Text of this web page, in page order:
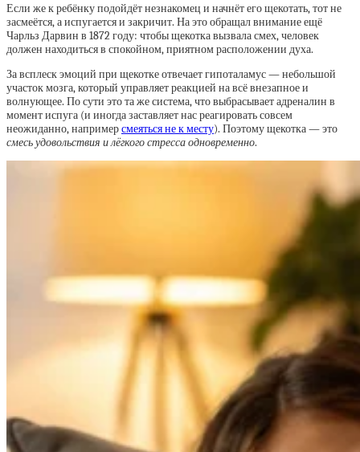
Если же к ребёнку подойдёт незнакомец и начнёт его щекотать, тот не
засмеётся, а испугается и закричит. На это обращал внимание ещё
Чарльз Дарвин в 1872 году: чтобы щекотка вызвала смех, человек
должен находиться в спокойном, приятном расположении духа.
За всплеск эмоций при щекотке отвечает гипоталамус — небольшой
участок мозга, который управляет реакцией на всё внезапное и
волнующее. По сути это та же система, что выбрасывает адреналин в
момент испуга (и иногда заставляет нас реагировать совсем
неожиданно, напримерсмеяться не к месту). Поэтому щекотка — это
смесь удовольствия и лёгкого стресса одновременно.